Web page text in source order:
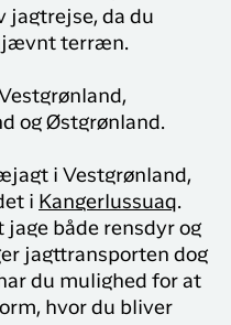
jagtrejse, da du
terræn.
og Østgrønland.
i Vestgrønland,
i Kangerlussuaq.
jage både rensdyr og
jagttransporten dog
du mulighed for at
hvor du bliver